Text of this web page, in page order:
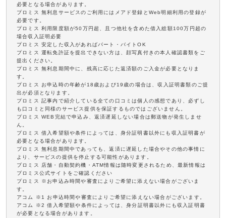
必要となる場合があります。
プロミス 無利息サービスのご利用にはメアド登録とWeb明細利用の登録が
必要です。
プロミス 利用限度額が50万円超、且つ他社を含めた借入総額100万円超の
場合収入証明必要
プロミス 安定した収入があればパート・バイトOK
プロミス 運転免許証を提出できない方は、顔写真付きの本人確認書類をご
提出ください。
プロミス 無利息期間中に、残高に応じた返済額のご入金が必要となりま
す。
プロミス お申込時の年齢が18歳および19歳の場合は、収入証明書類のご提
出が必須となります。
プロミス 記事内で紹介している全ての口コミは個人の感想であり、必ずし
も口コミと同様のサービス提供を保証するものではございません。
プロミス WEB完結で申込み、返済遅延しない場合は郵送物が発生しませ
ん。
プロミス 借入希望額や条件によっては、身分証明書以外にも収入証明書が
必要となる場合があります。
プロミス 無利息期間中であっても、返済に遅延した場合やその他の事情に
より、サービスの提供を停止する可能性があります。
プロミス 店舗・自動契約機・ATM情報は随時変更されるため、最新情報は
プロミス公式サイトをご確認ください
プロミス ※お申込み時間や審査によりご希望に添えない場合がございま
す。
アコム ※1 お申込時間や審査によりご希望に添えない場合がございます。
アコム ※2 借入希望額や条件によっては、身分証明書以外にも収入証明書
が必要となる場合があります。